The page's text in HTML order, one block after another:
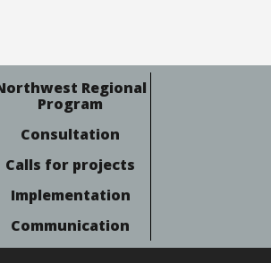
Regional
Program
Consultation
Calls for projects
Implementation
Communication